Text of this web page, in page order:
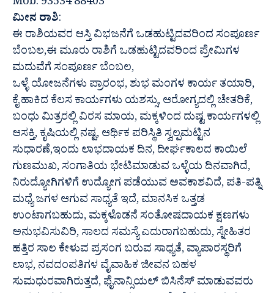
ಮೀನ ರಾಶಿ:
ಈ ರಾಶಿಯವರ ಆಸ್ತಿ ವಿಭಜನೆಗೆ ಒಡಹುಟ್ಟಿದವರಿಂದ ಸಂಪೂರ್ಣ
ಬೆಂಬಲ,ಈ ಮೂರು ರಾಶಿಗೆ ಒಡಹುಟ್ಟಿದವರಿಂದ ಪ್ರೇಮಿಗಳ
ಮದುವೆಗೆ ಸಂಪೂರ್ಣ ಬೆಂಬಲ,
ಒಳ್ಳೆ ಯೋಜನೆಗಳು ಪ್ರಾರಂಭ, ಶುಭ ಮಂಗಳ ಕಾರ್ಯ ತಯಾರಿ,
ಕೈ ಹಾಕಿದ ಕೆಲಸ ಕಾರ್ಯಗಳು ಯಶಸ್ಸು, ಆರೋಗ್ಯದಲ್ಲಿ ಚೇತರಿಕೆ,
ಬಂಧು ಮಿತ್ರರಲ್ಲಿ ವಿರಸ ಮಾಯ, ಮಕ್ಕಳಿಂದ ದುಷ್ಟ ಕಾರ್ಯಗಳಲ್ಲಿ
ಆಸಕ್ತಿ, ಕೃಷಿಯಲ್ಲಿ ನಷ್ಟ, ಆರ್ಥಿಕ ಪರಿಸ್ಥಿತಿ ಸ್ವಲ್ಪಮಟ್ಟಿನ
ಸುಧಾರಣೆ,ಇಂದು ಲಾಭದಾಯಕ ದಿನ, ದೀರ್ಘಕಾಲದ ಕಾಯಿಲೆ
ಗುಣಮುಖ, ಸಂಗಾತಿಯ ಭೇಟಿಮಾಡುವ ಒಳ್ಳೆಯ ದಿನವಾಗಿದೆ,
ನಿರುದ್ಯೋಗಿಗಳಿಗೆ ಉದ್ಯೋಗ ಪಡೆಯುವ ಅವಕಾಶವಿದೆ, ಪತಿ-ಪತ್ನಿ
ಮಧ್ಯೆ ಜಗಳ ಆಗುವ ಸಾಧ್ಯತೆ ಇದೆ, ಮಾನಸಿಕ ಒತ್ತಡ
ಉಂಟಾಗಬಹುದು, ಮಕ್ಕಳೊಡನೆ ಸಂತೋಷದಾಯಕ ಕ್ಷಣಗಳು
ಅನುಭವಿಸುವಿರಿ, ಸಾಲದ ಸಮಸ್ಯೆ ಎದುರಾಗಬಹುದು, ಸ್ನೇಹಿತರ
ಹತ್ತಿರ ಸಾಲ ಕೇಳುವ ಪ್ರಸಂಗ ಬರುವ ಸಾಧ್ಯತೆ, ವ್ಯಾಪಾರಸ್ಥರಿಗೆ
ಲಾಭ, ನವದಂಪತಿಗಳ ವೈವಾಹಿಕ ಜೀವನ ಬಹಳ
ಸುಮಧುರವಾಗಿರುತ್ತದೆ, ಫೈನಾನ್ಸಿಯಲ್ ಬಿಸಿನೆಸ್ ಮಾಡುವವರು